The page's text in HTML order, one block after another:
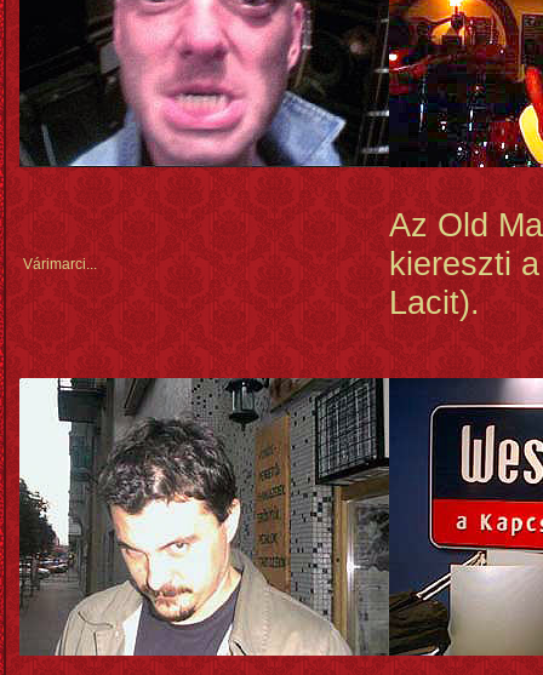
Várimarci...
Az Old
kiereszti
Lacit).